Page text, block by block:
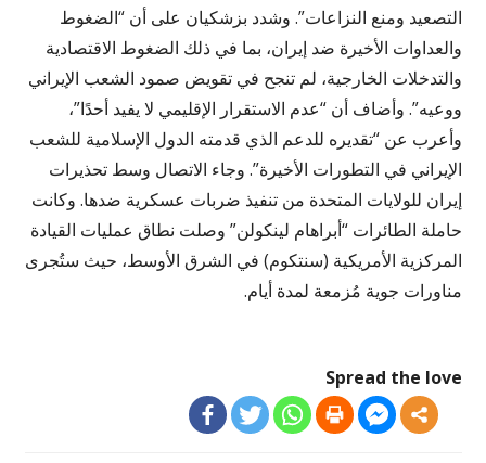
التصعيد ومنع النزاعات”. وشدد بزشكيان على أن “الضغوط
والعداوات الأخيرة ضد إيران، بما في ذلك الضغوط الاقتصادية
والتدخلات الخارجية، لم تنجح في تقويض صمود الشعب الإيراني
ووعيه”. وأضاف أن “عدم الاستقرار الإقليمي لا يفيد أحدًا”،
وأعرب عن “تقديره للدعم الذي قدمته الدول الإسلامية للشعب
الإيراني في التطورات الأخيرة”. وجاء الاتصال وسط تحذيرات
إيران للولايات المتحدة من تنفيذ ضربات عسكرية ضدها. وكانت
حاملة الطائرات “أبراهام لينكولن” وصلت نطاق عمليات القيادة
المركزية الأمريكية (سنتكوم) في الشرق الأوسط، حيث ستُجرى
مناورات جوية مُزمعة لمدة أيام.
Spread the love